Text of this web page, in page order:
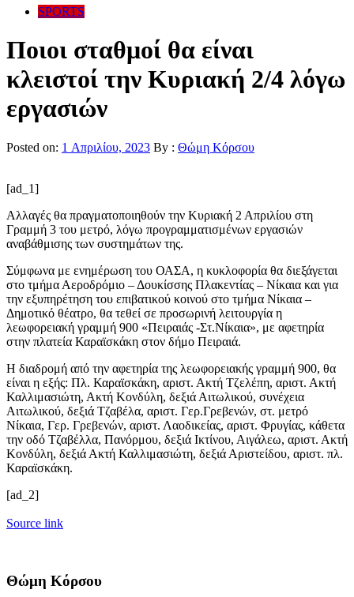
SPORTS
Ποιοι σταθμοί θα είναι
κλειστοί την Κυριακή 2/4 λόγω
εργασιών
Posted on: 1 Απριλίου, 2023 By : Θώμη Κόρσου
[ad_1]
Αλλαγές θα πραγματοποιηθούν την Κυριακή 2 Απριλίου στη
Γραμμή 3 του μετρό, λόγω προγραμματισμένων εργασιών
αναβάθμισης των συστημάτων της.
Σύμφωνα με ενημέρωση του ΟΑΣΑ, η κυκλοφορία θα διεξάγεται
στο τμήμα Αεροδρόμιο – Δουκίσσης Πλακεντίας – Νίκαια και για
την εξυπηρέτηση του επιβατικού κοινού στο τμήμα Νίκαια –
Δημοτικό θέατρο, θα τεθεί σε προσωρινή λειτουργία η
λεωφορειακή γραμμή 900 «Πειραιάς -Στ.Νίκαια», με αφετηρία
στην πλατεία Καραϊσκάκη στον δήμο Πειραιά.
Η διαδρομή από την αφετηρία της λεωφορειακής γραμμή 900, θα
είναι η εξής: Πλ. Καραϊσκάκη, αριστ. Ακτή Τζελέπη, αριστ. Ακτή
Καλλιμασιώτη, Ακτή Κονδύλη, δεξιά Αιτωλικού, συνέχεια
Αιτωλικού, δεξιά Τζαβέλα, αριστ. Γερ.Γρεβενών, στ. μετρό
Νίκαια, Γερ. Γρεβενών, αριστ. Λαοδικείας, αριστ. Φρυγίας, κάθετα
την οδό Τζαβέλλα, Πανόρμου, δεξιά Ικτίνου, Αιγάλεω, αριστ. Ακτή
Κονδύλη, δεξιά Ακτή Καλλιμασιώτη, δεξιά Αριστείδου, αριστ. πλ.
Καραϊσκάκη.
[ad_2]
Source link
Θώμη Κόρσου